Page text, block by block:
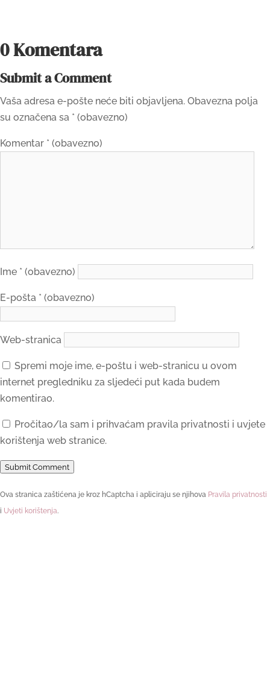
0 Komentara
Submit a Comment
Vaša adresa e-pošte neće biti objavljena. Obavezna polja
su označena sa * (obavezno)
Komentar * (obavezno)
Ime * (obavezno)
E-pošta * (obavezno)
Web-stranica
Spremi moje ime, e-poštu i web-stranicu u ovom
internet pregledniku za sljedeći put kada budem
komentirao.
Pročitao/la sam i prihvaćam pravila privatnosti i uvjete
korištenja web stranice.
Submit Comment
Ova stranica zaštićena je kroz hCaptcha i apliciraju se njihova Pravila privatnosti
i Uvjeti korištenja.